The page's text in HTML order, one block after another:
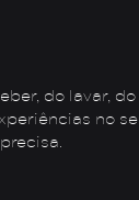
do lavar, do
no